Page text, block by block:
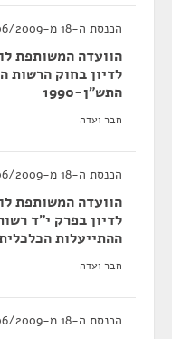
הכנסת ה-18 מ-30/06/2009 עד 05/02/2013
הוועדה המשותפת
לדיון בחוק הרשות
התש"ן-1990
חבר ועדה
הכנסת ה-18 מ-29/06/2009 עד 05/02/2013
הוועדה המשותפת
לדיון בפרק י"ד
ההתייעלות
חבר ועדה
הכנסת ה-18 מ-15/06/2009 עד 05/02/2013